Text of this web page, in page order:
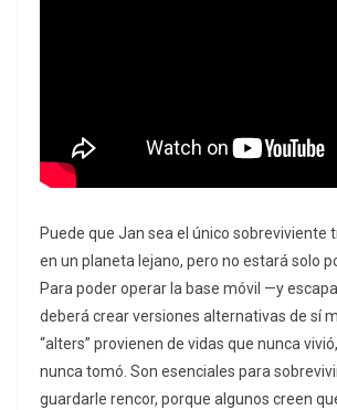
Puede que Jan sea el único sobreviviente
en un planeta lejano, pero no estará solo
Para poder operar la base móvil —y
deberá crear versiones alternativas de sí
“alters” provienen de vidas que nunca
nunca tomó. Son esenciales para
guardarle rencor, porque algunos creen